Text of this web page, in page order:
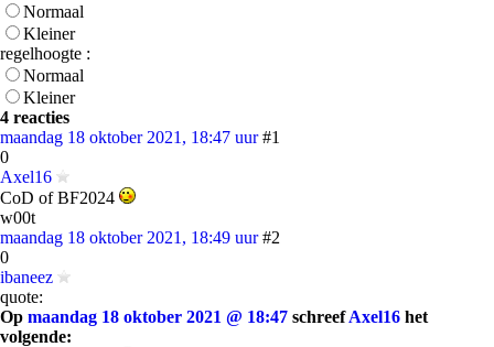
Normaal
Kleiner
regelhoogte :
Normaal
Kleiner
4 reacties
maandag 18 oktober 2021, 18:47 uur #1
0
Axel16
CoD of BF2024
w00t
maandag 18 oktober 2021, 18:49 uur #2
0
ibaneez
quote:
Op maandag 18 oktober 2021 @ 18:47 schreefAxel16 het
volgende: